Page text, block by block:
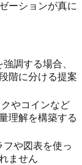
ーションが真に
調する場合、
階に分ける提案
やコインなど
理解を構築する
や図表を使っ
ません